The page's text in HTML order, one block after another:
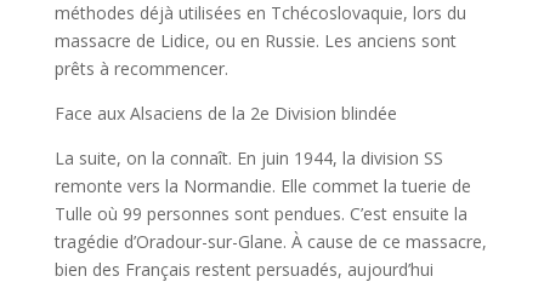
méthodes déjà utilisées en Tchécoslovaquie, lors du
massacre de Lidice, ou en Russie. Les anciens sont
prêts à recommencer.
Face aux Alsaciens de la 2e Division blindée
La suite, on la connaît. En juin 1944, la division SS
remonte vers la Normandie. Elle commet la tuerie de
Tulle où 99 personnes sont pendues. C’est ensuite la
tragédie d’Oradour-sur-Glane. À cause de ce massacre,
bien des Français restent persuadés, aujourd’hui